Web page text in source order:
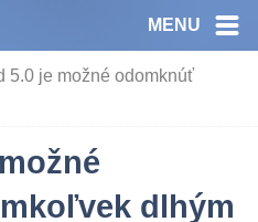
MENU
5.0 je možné odomknúť
dlhým